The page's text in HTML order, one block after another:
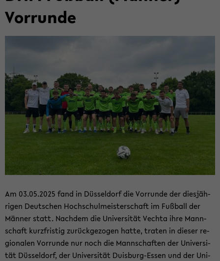
Vor­run­de
Am 03.05.2025 fand in Düs­sel­dorf die Vor­run­de der dies­jäh­
ri­gen Deut­schen Hoch­schul­meis­ter­schaft im Fuß­ball der
Män­ner statt. Nach­dem die Uni­ver­si­tät Vech­ta ihre Mann­
schaft kurz­fris­tig zu­rück­ge­zo­gen hatte, tra­ten in die­ser re­
gio­na­len Vor­run­de nur noch die Mann­schaf­ten der Uni­ver­si­
tät Düs­sel­dorf, der Uni­ver­si­tät Duisburg-​Essen und der Uni­